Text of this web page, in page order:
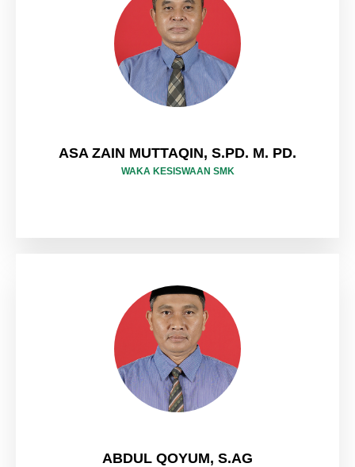
ASA ZAIN MUTTAQIN, S.PD. M. PD.
WAKA KESISWAAN SMK
ABDUL QOYUM, S.AG